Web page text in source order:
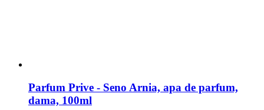
Parfum Prive - Seno Arnia, apa de parfum,
dama, 100ml